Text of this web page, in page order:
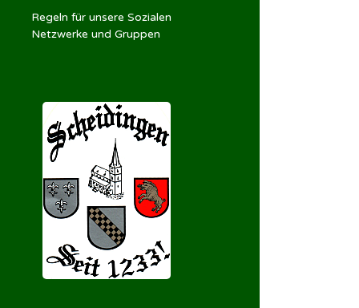
Regeln für unsere Sozialen
Netzwerke und Gruppen